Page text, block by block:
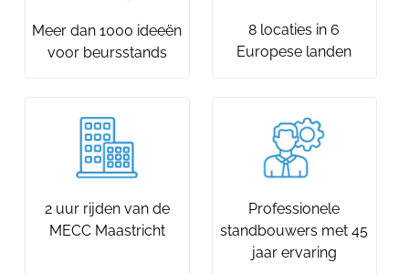
Meer dan 1000 ideeën
voor beursstands
8 locaties in 6
Europese landen
2 uur rijden van de
MECC Maastricht
Professionele
standbouwers met 45
jaar ervaring